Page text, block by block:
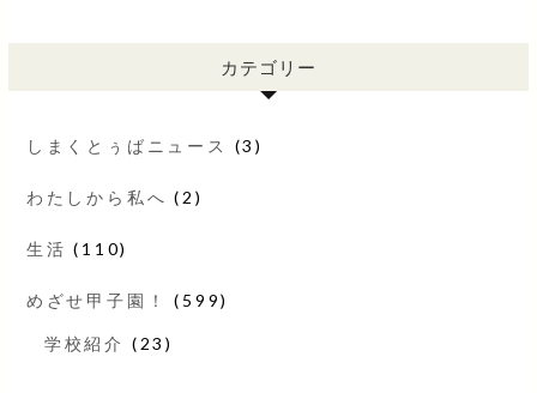
カテゴリー
しまくとぅばニュース (3)
わたしから私へ (2)
生活 (110)
めざせ甲子園！ (599)
学校紹介 (23)